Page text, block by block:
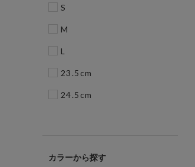
S
M
L
23.5cm
24.5cm
カラー